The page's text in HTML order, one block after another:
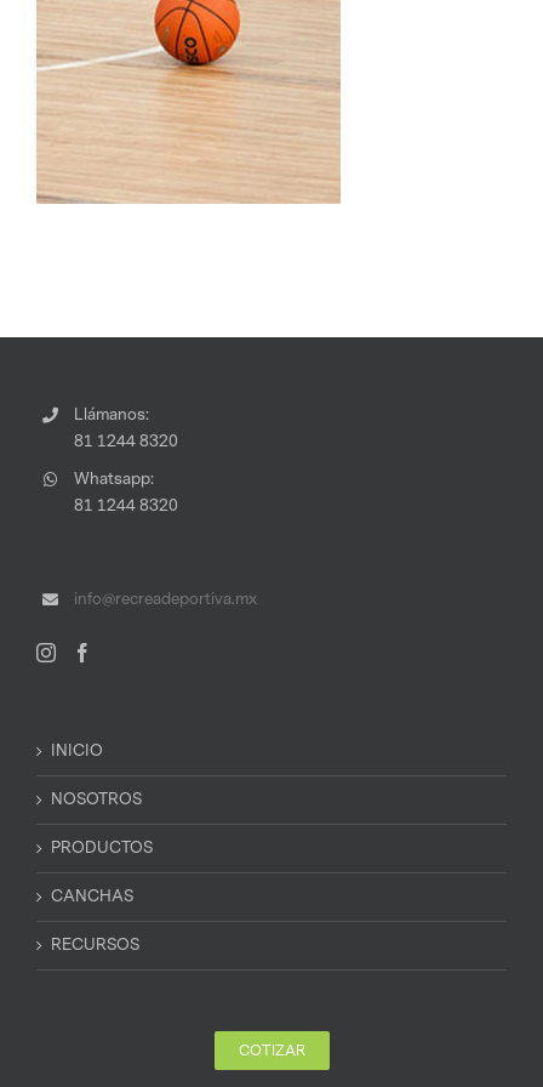
Llámanos:
81 1244 8320
Whatsapp:
81 1244 8320
info@recreadeportiva.mx
INICIO
NOSOTROS
PRODUCTOS
CANCHAS
RECURSOS
COTIZAR